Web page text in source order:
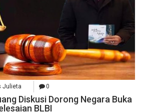
Julieta 0
Diskusi Dorong Negara Buka
BLBI